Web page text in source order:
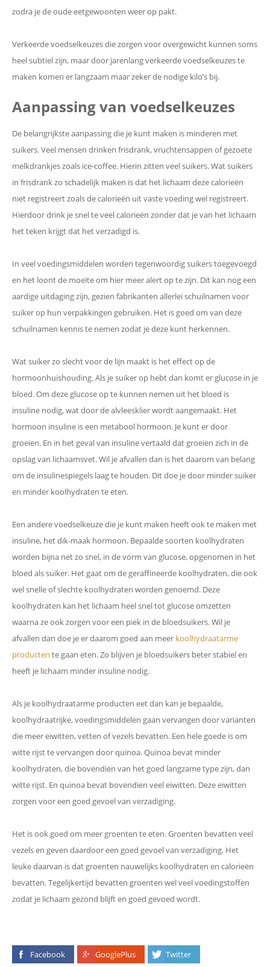
zodra je de oude eetgewoonten weer op pakt.
Verkeerde voedselkeuzes die zorgen voor overgewicht kunnen soms
heel subtiel zijn, maar door jarenlang verkeerde voedselkeuzes te
maken komen er langzaam maar zeker de nodige kilo’s bij.
Aanpassing van voedselkeuzes
De belangrijkste aanpassing die je kunt maken is minderen met
suikers. Veel mensen drinken frisdrank, vruchtensappen of gezoete
melkdrankjes zoals ice-coffee. Hierin zitten veel suikers. Wat suikers
in frisdrank zo schadelijk maken is dat het lichaam deze calorieën
niet registreert zoals de calorieën uit vaste voeding wel registreert.
Hierdoor drink je snel te veel calorieën zonder dat je van het lichaam
het teken krijgt dat het verzadigd is.
In veel voedingsmiddelen worden tegenwoordig suikers toegevoegd
en het loont de moeite om hier meer alert op te zijn. Dit kan nog een
aardige uitdaging zijn, gezien fabrikanten allerlei schuilnamen voor
suiker op hun verpakkingen gebruiken. Het is goed om van deze
schuilnamen kennis te nemen zodat je deze kunt herkennen.
Wat suiker zo slecht voor de lijn maakt is het effect op de
hormoonhuishouding. Als je suiker op hebt dan komt er glucose in je
bloed. Om deze glucose op te kunnen nemen uit het bloed is
insuline nodig, wat door de alvleesklier wordt aangemaakt. Het
hormoon insuline is een metabool hormoon. Je kunt er door
groeien. En in het geval van insuline vertaald dat groeien zich in de
opslag van lichaamsvet. Wil je afvallen dan is het daarom van belang
om de insulinespiegels laag te houden. Dit doe je door minder suiker
en minder koolhydraten te eten.
Een andere voedselkeuze die je kunt maken heeft ook te maken met
insuline, het dik-maak hormoon. Bepaalde soorten koolhydraten
worden bijna net zo snel, in de vorm van glucose, opgenomen in het
bloed als suiker. Het gaat om de geraffineerde koolhydraten, die ook
wel snelle of slechte koolhydraten worden genoemd. Deze
koolhydraten kan het lichaam heel snel tot glucose omzetten
waarna ze ook zorgen voor een piek in de bloedsuikers. Wil je
afvallen dan doe je er daarom goed aan meer koolhydraatarme
producten te gaan eten. Zo blijven je bloedsuikers beter stabiel en
heeft je lichaam minder insuline nodig.
Als je koolhydraatarme producten eet dan kan je bepaalde,
koolhydraatrijke, voedingsmiddelen gaan vervangen door varianten
die meer eiwitten, vetten of vezels bevatten. Een hele goede is om
witte rijst te vervangen door quinoa. Quinoa bevat minder
koolhydraten, die bovendien van het goed langzame type zijn, dan
witte rijst. En quinoa bevat bovendien veel eiwitten. Deze eiwitten
zorgen voor een goed gevoel van verzadiging.
Het is ook goed om meer groenten te eten. Groenten bevatten veel
vezels en geven daardoor een goed gevoel van verzadiging. Het
leuke daarvan is dat groenten nauwelijks koolhydraten en calorieën
bevatten. Tegelijkertijd bevatten groenten wel veel voedingstoffen
zodat je lichaam gezond blijft en goed gevoed wordt.
Facebook GooglePlus
Twitter